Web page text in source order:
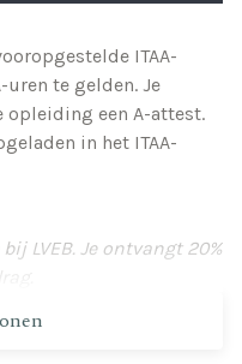
ITAA-
te gelden. Je
opleiding een A-attest.
in het ITAA-
LVEB. Je ontvangt 20%
van de